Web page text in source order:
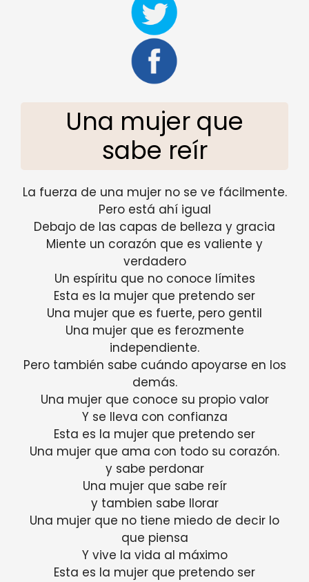
Una mujer que
sabe reír
La fuerza de una mujer no se ve fácilmente.
Pero está ahí igual
Debajo de las capas de belleza y gracia
Miente un corazón que es valiente y
verdadero
Un espíritu que no conoce límites
Esta es la mujer que pretendo ser
Una mujer que es fuerte, pero gentil
Una mujer que es ferozmente
independiente.
Pero también sabe cuándo apoyarse en los
demás.
Una mujer que conoce su propio valor
Y se lleva con confianza
Esta es la mujer que pretendo ser
Una mujer que ama con todo su corazón.
y sabe perdonar
Una mujer que sabe reír
y tambien sabe llorar
Una mujer que no tiene miedo de decir lo
que piensa
Y vive la vida al máximo
Esta es la mujer que pretendo ser